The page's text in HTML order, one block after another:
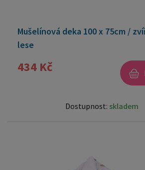
Mušelínová deka 100 x 75cm /
lese
434 Kč
Dostupnost: skladem